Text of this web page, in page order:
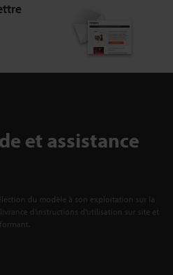
et assistance
du modèle à son exploitation sur la
d'instructions d'utilisation sur site et